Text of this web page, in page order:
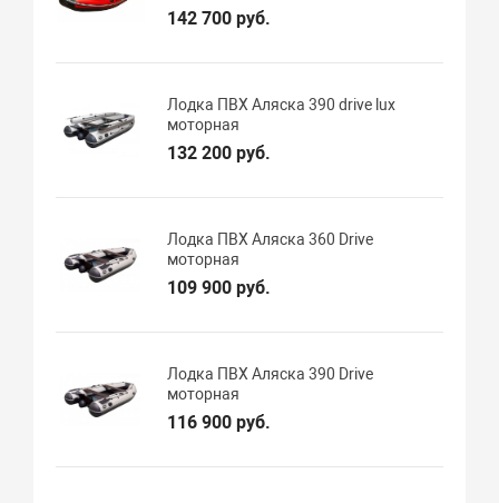
142 700 руб.
Лодка ПВХ Аляска 390 drive lux
моторная
132 200 руб.
Лодка ПВХ Аляска 360 Drive
моторная
109 900 руб.
Лодка ПВХ Аляска 390 Drive
моторная
116 900 руб.